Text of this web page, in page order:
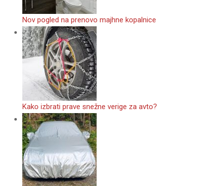
Nov pogled na prenovo majhne kopalnice
Kako izbrati prave snežne verige za avto?